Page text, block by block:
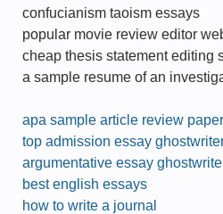
confucianism taoism essays
popular movie review editor
cheap thesis statement editing
a sample resume of an
apa sample article review paper
top admission essay
argumentative essay
best english essays
how to write a journal